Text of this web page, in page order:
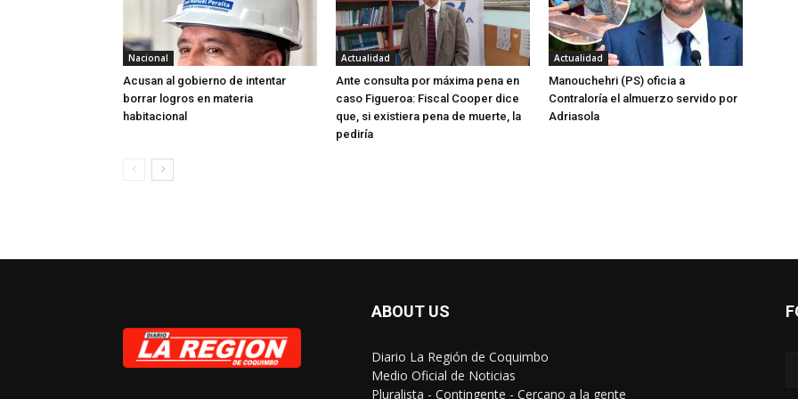
Nacional
Acusan al gobierno de intentar
borrar logros en materia
habitacional
Actualidad
Ante consulta por máxima pena en
caso Figueroa: Fiscal Cooper dice
que, si existiera pena de muerte, la
pediría
Actualidad
Manouchehri (PS) oficia a
Contraloría el almuerzo servido por
Adriasola
ABOUT US
Diario La Región de Coquimbo
Medio Oficial de Noticias
Pluralista - Contingente - Cercano a la gente